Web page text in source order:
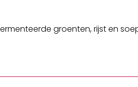
groenten, rijst en